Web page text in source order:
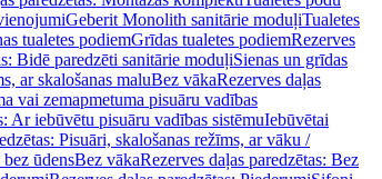
Geberit Monolith sanitārie moduļiTualetes
tualetes podiemGrīdas tualetes podiemRezerves
Bidē paredzēti sanitārie moduļiSienas un grīdas
ar skalošanas maluBez vākaRezerves daļas
vai zemapmetuma pisuāru vadības
Ar iebūvētu pisuāru vadības sistēmuIebūvētai
Pisuāri, skalošanas režīms, ar vāku /
ūdensBez vākaRezerves daļas paredzētas: Bez